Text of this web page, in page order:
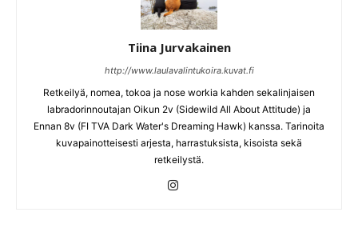
Tiina Jurvakainen
http://www.laulavalintukoira.kuvat.fi
Retkeilyä, nomea, tokoa ja nose workia kahden sekalinjaisen
labradorinnoutajan Oikun 2v (Sidewild All About Attitude) ja
Ennan 8v (FI TVA Dark Water's Dreaming Hawk) kanssa. Tarinoita
kuvapainotteisesti arjesta, harrastuksista, kisoista sekä
retkeilystä.